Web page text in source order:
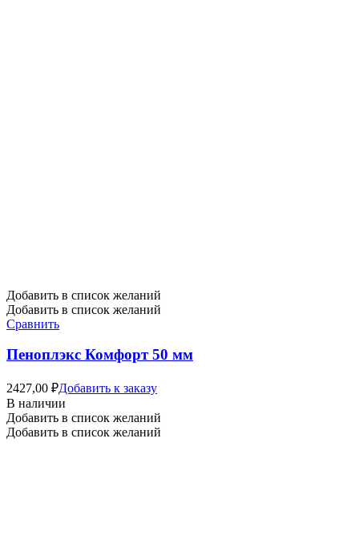
Добавить в список желаний
Добавить в список желаний
Сравнить
Пеноплэкс Комфорт 50 мм
2427,00 ₽Добавить к заказу
В наличии
Добавить в список желаний
Добавить в список желаний